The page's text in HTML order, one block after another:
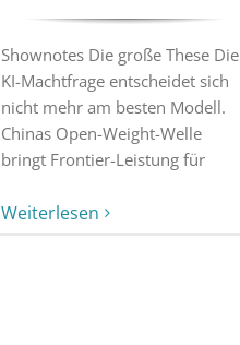
Shownotes Die große These Die
KI-Machtfrage entscheidet sich
nicht mehr am besten Modell.
Chinas Open-Weight-Welle
bringt Frontier-Leistung für
Weiterlesen